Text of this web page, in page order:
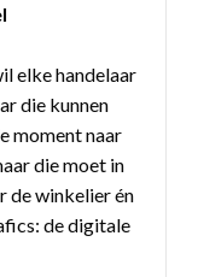
elke handelaar
die kunnen
moment naar
die moet in
de winkelier én
de digitale